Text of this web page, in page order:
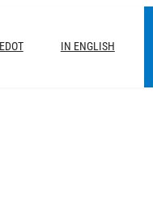
IN ENGLISH